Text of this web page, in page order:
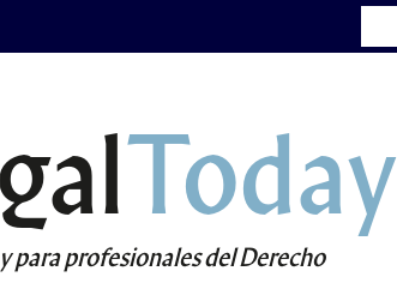
Today
para profesionales del Derecho